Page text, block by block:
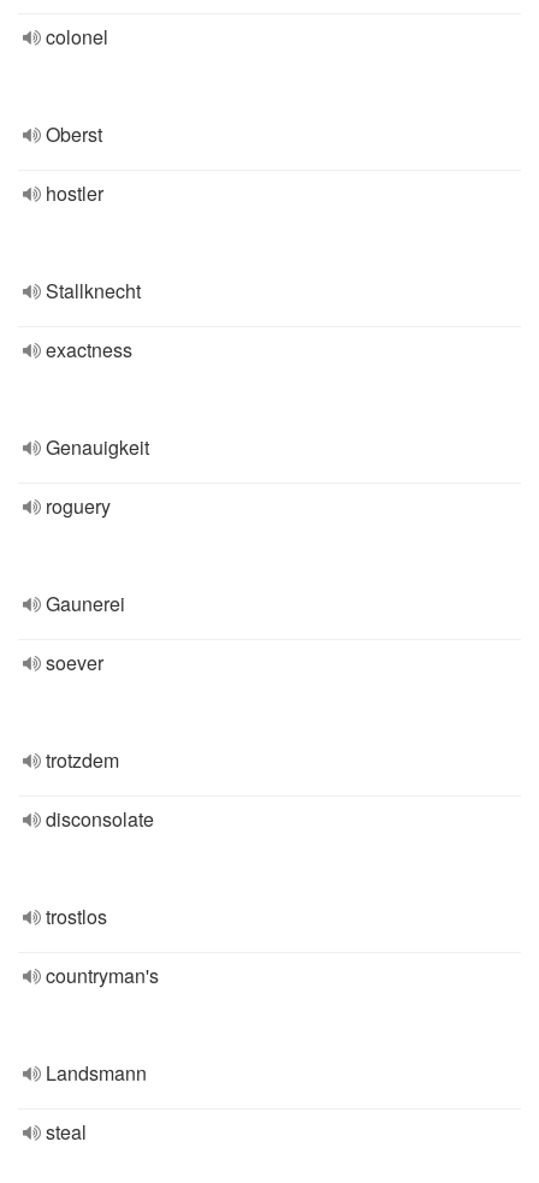
colonel
Oberst
hostler
Stallknecht
exactness
Genauigkeit
roguery
Gaunerei
soever
trotzdem
disconsolate
trostlos
countryman's
Landsmann
steal